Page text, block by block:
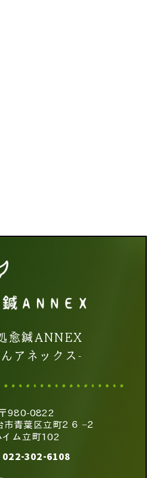
愈鍼ANNEX
アネックス-
〒980-0822
市青葉区立町２６−２
イム立町102
022-302-6108